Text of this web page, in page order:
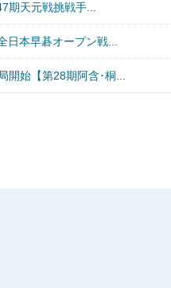
期天元戦挑戦手...
本早碁オープン戦...
開始【第28期阿含･桐...